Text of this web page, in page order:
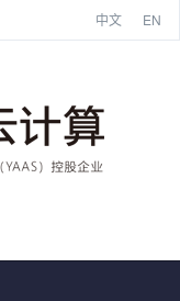
中文 EN